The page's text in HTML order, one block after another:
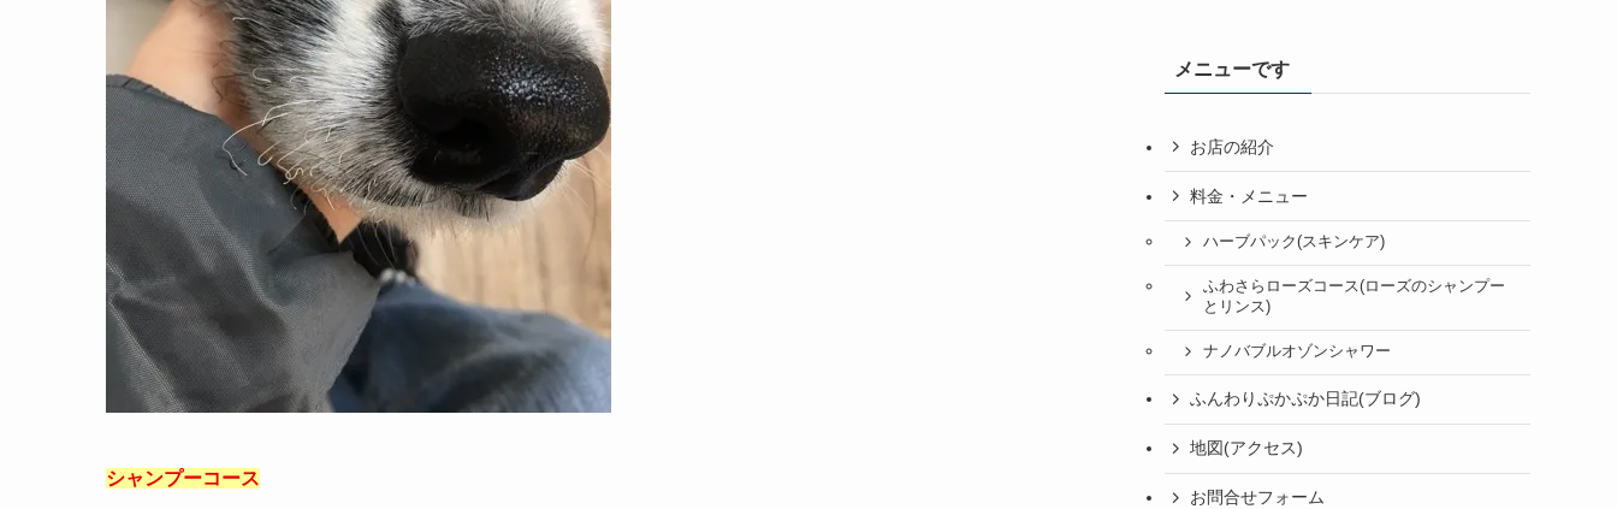
シャンプーコース
メニューです
お店の紹介
料金・メニュー
ハーブパック(スキンケア)
ふわさらローズコース(ローズのシャンプー
とリンス)
ナノバブルオゾンシャワー
ふんわりぷかぷか日記(ブログ)
地図(アクセス)
お問合せフォーム